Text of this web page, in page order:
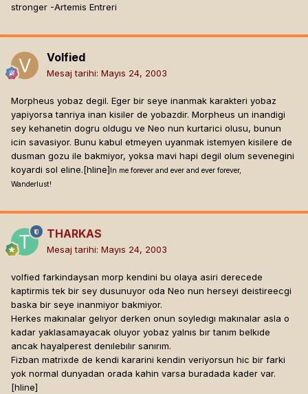
stronger -Artemis Entreri
Volfied
Mesaj tarihi: Mayıs 24, 2003
Morpheus yobaz degil. Eger bir seye inanmak karakteri yobaz
yapiyorsa tanriya inan kisiler de yobazdir. Morpheus un inandigi
sey kehanetin dogru oldugu ve Neo nun kurtarici olusu, bunun
icin savasiyor. Bunu kabul etmeyen uyanmak istemyen kisilere de
dusman gozu ile bakmiyor, yoksa mavi hapi degil olum sevenegini
koyardi sol eline.[hline] In me forever and ever and ever forever,
Wanderlust!
THARKAS
Mesaj tarihi: Mayıs 24, 2003
volfied farkindaysan morp kendini bu olaya asiri derecede
kaptirmis tek bir sey dusunuyor oda Neo nun herseyi deistireecgi
baska bir seye inanmiyor bakmiyor.
Herkes makınalar gelıyor derken onun soyledıgı makınalar asla o
kadar yaklasamayacak oluyor yobaz yalnıs bır tanım belkıde
ancak hayalperest denılebılır sanırım.
Fizban matrixde de kendi kararini kendin veriyorsun hic bir farki
yok normal dunyadan orada kahin varsa buradada kader var.
[hline]